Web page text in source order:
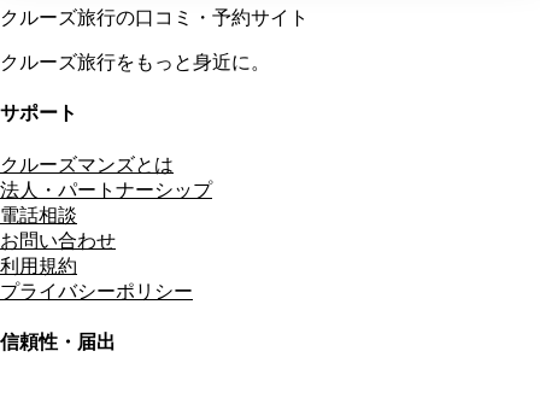
クルーズ旅行の口コミ・予約サイト
クルーズ旅行をもっと身近に。
サポート
クルーズマンズとは
法人・パートナーシップ
電話相談
お問い合わせ
利用規約
プライバシーポリシー
信頼性・届出